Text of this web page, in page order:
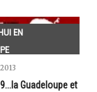
EN
Guadeloupe et